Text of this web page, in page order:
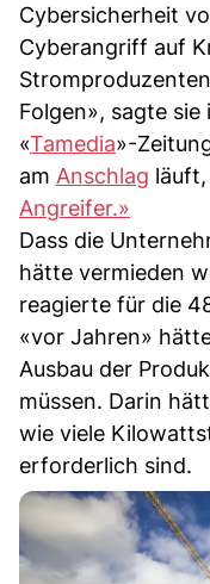
Cybersicherheit
Cyberangriff auf
Folgen», sagte
«Tamedia»-
am Anschlag
Angreifer.»
Dass die
hätte vermieden
reagierte für die
«vor Jahren»
Ausbau der
müssen. Darin
wie viele
erforderlich sind.